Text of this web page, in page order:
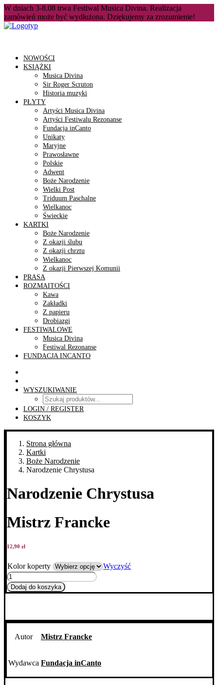
W dniach 3-8.08 trwa Festiwal Musica Divina. Realizacja
zamówień może być wydłużona. Dziękujemy za zrozumienie!
NOWOŚCI
KSIĄŻKI
Musica Divina
Sir Roger Scruton
Historia muzyki
PŁYTY
Artyści Musica Divina
Artyści Festiwalu Rezonanse
Fundacja inCanto
Unikaty
Maryjne
Prawosławne
Polskie
Adwent
Boże Narodzenie
Wielki Post
Triduum Paschalne
Wielkanoc
Świeckie
KARTKI
Boże Narodzenie
Z okazji ślubu
Z okazji chrztu
Wielkanoc
Z okazji Pierwszej Komunii
PRASA
ROZMAITOŚCI
Kawa
Zakładki
Z papieru
Drobiazgi
FESTIWALOWE
Musica Divina
Festiwal Rezonanse
FUNDACJA INCANTO
WYSZUKIWANIE
LOGIN / REGISTER
KOSZYK
Strona główna
Kartki
Boże Narodzenie
Narodzenie Chrystusa
Narodzenie Chrystusa
Mistrz Francke
12,90 zł
Kolor koperty
Wyczyść
ilość
Narodzenie
Chrystusa
Dodaj do koszyka
Autor Mistrz Francke
Wydawca Fundacja inCanto